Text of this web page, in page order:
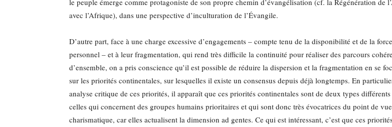
le peuple émerge comme protagoniste de son propre chemin d’évangélisation (cf. la Régénération de
avec l’Afrique), dans une perspective d’inculturation de l’Évangile.
D’autre part, face à une charge excessive d’engagements – compte tenu de la disponibilité et de la
personnel – et à leur fragmentation, qui rend très difficile la continuité pour réaliser des parcours
d’ensemble, on a pris conscience qu’il est possible de réduire la dispersion et la fragmentation en se
sur les priorités continentales, sur lesquelles il existe un consensus depuis déjà longtemps. En
analyse critique de ces priorités, il apparaît que ces priorités continentales sont de deux types
celles qui concernent des groupes humains prioritaires et qui sont donc très évocatrices du point de vue
charismatique, car elles actualisent la dimension ad gentes. Ce qui est intéressant, c’est que ces